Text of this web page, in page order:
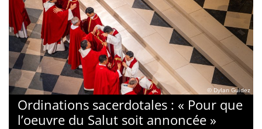
© Dylan Guidez
Ordinations sacerdotales : « Pour que
l’oeuvre du Salut soit annoncée »